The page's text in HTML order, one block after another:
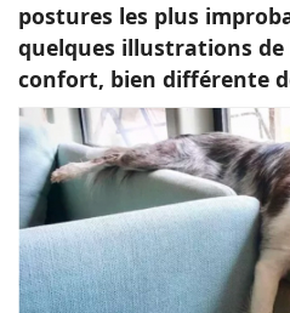
postures les plus
quelques illustrations
confort, bien différente